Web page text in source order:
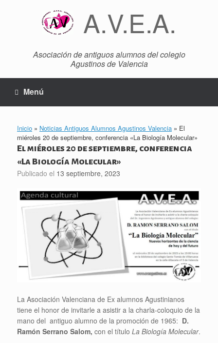
A.V.E.A.
Asociación de antiguos alumnos del colegio
Agustinos de Valencia
Menú
Inicio » Noticias Antiguos Alumnos Agustinos Valencia » El
miéroles 20 de septiembre, conferencia «La Biología Molecular»
El miéroles 20 de septiembre, conferencia
«La Biología Molecular»
Publicado el 13 septiembre, 2023
La Asociación Valenciana de Ex alumnos Agustinianos
tiene el honor de invitarle a asistir a la charla-coloquio de la
mano del antiguo alumno de la promoción de 1965: D.
Ramón Serrano Salom, con el título La Biología Molecular.